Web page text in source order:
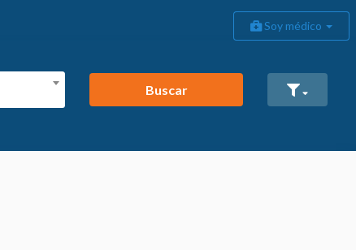
Soy médico
Buscar